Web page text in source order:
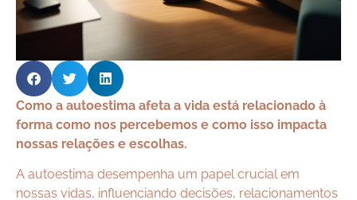
Como a autoestima afeta a vida está relacionado à
forma como nos percebemos e como isso impacta
nossas relações e escolhas.
A autoestima desempenha um papel crucial em
nossas vidas, influenciando decisões, relacionamentos